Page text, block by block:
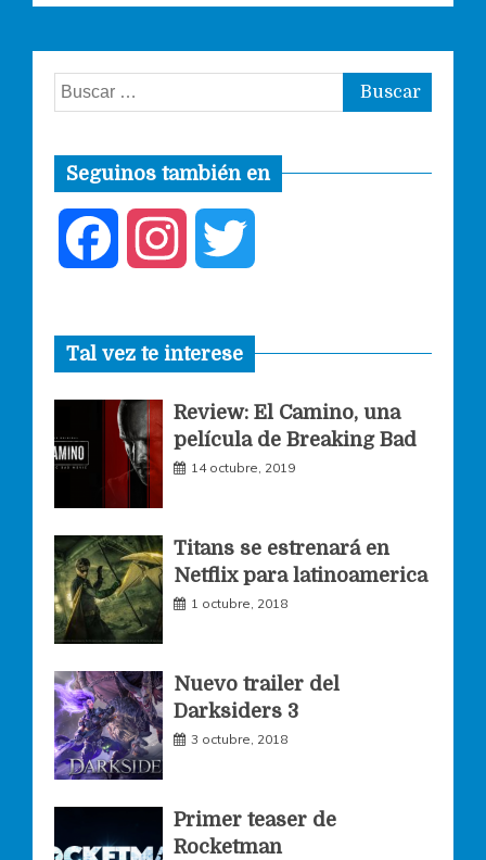
Buscar:
Seguinos también en
c
e
b
o
o
s
t
a
g
m
i
t
t
r
Tal vez te interese
Review: El Camino, una
película de Breaking Bad
14 octubre, 2019
Titans se estrenará en
Netflix para latinoamerica
1 octubre, 2018
Nuevo trailer del
Darksiders 3
3 octubre, 2018
Primer teaser de
Rocketman